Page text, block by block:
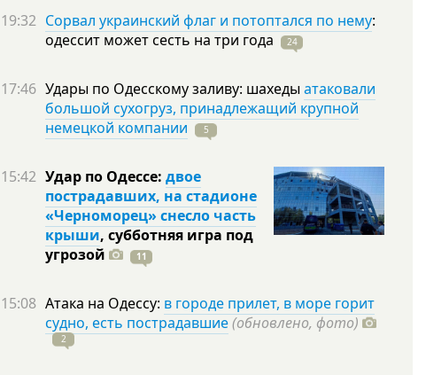
19:32 Сорвал украинский флаг и потоптался по нему:
одессит может сесть на три года 24
17:46 Удары по Одесскому заливу: шахеды атаковали
большой сухогруз, принадлежащий крупной
немецкой компании
5
15:42 Удар по Одессе: двое
пострадавших, на стадионе
«Черноморец» снесло часть
крыши, субботняя игра под
угрозой
11
15:08 Атака на Одессу: в городе прилет, в море горит
судно, есть пострадавшие(обновлено, фото)
2